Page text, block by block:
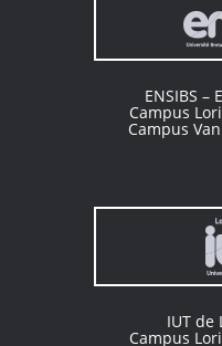
ENSIBS –
Campus
Campus
IUT de
Campus